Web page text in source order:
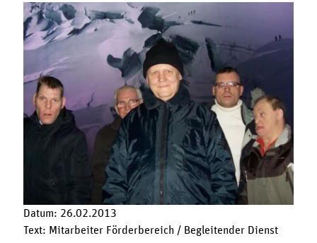
Datum: 26.02.2013
Text: Mitarbeiter Förderbereich / Begleitender Dienst